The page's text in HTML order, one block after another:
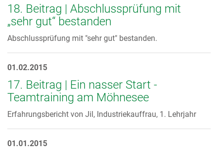
18. Beitrag | Abschlussprüfung mit
„sehr gut“ bestanden
Abschlussprüfung mit "sehr gut" bestanden.
01.02.2015
17. Beitrag | Ein nasser Start -
Teamtraining am Möhnesee
Erfahrungsbericht von Jil, Industriekauffrau, 1. Lehrjahr
01.01.2015